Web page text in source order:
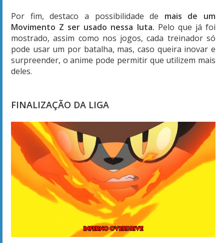
Por fim, destaco a possibilidade de mais de um
Movimento Z ser usado nessa luta. Pelo que já foi
mostrado, assim como nos jogos, cada treinador só
pode usar um por batalha, mas, caso queira inovar e
surpreender, o anime pode permitir que utilizem mais
deles.
FINALIZAÇÃO DA LIGA